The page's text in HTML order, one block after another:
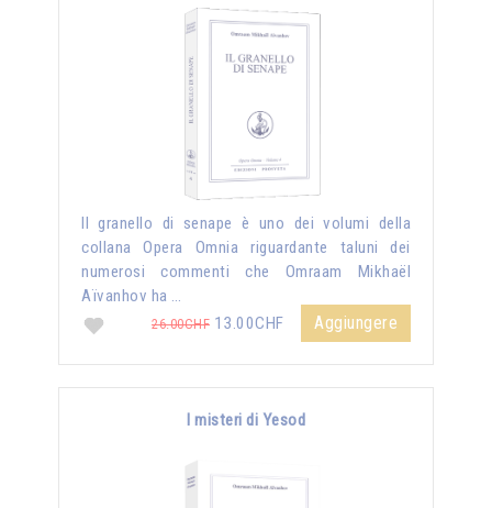
Il granello di senape è uno dei volumi della
collana Opera Omnia riguardante taluni dei
numerosi commenti che Omraam Mikhaël
Aïvanhov ha …
26.00CHF 13.00CHF Aggiungere
I misteri di Yesod